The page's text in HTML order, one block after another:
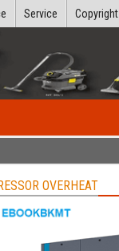
Copyright
Service
OVERHEAT